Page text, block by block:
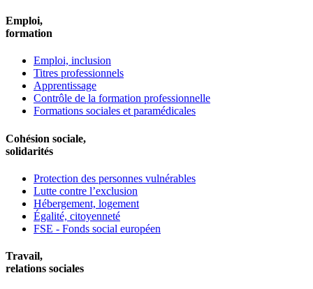
Emploi,
formation
Emploi, inclusion
Titres professionnels
Apprentissage
Contrôle de la formation professionnelle
Formations sociales et paramédicales
Cohésion sociale,
solidarités
Protection des personnes vulnérables
Lutte contre l’exclusion
Hébergement, logement
Égalité, citoyenneté
FSE - Fonds social européen
Travail,
relations sociales